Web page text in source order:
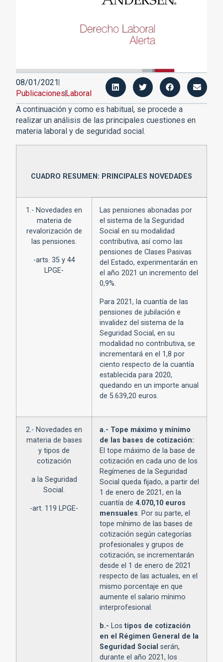
08/01/2021
PublicacionesLaboral
A continuación y como es habitual, se procede a
realizar un análisis de las principales cuestiones en
materia laboral y de seguridad social.
CUADRO RESUMEN: PRINCIPALES NOVEDADES
1.- Novedades en
materia de
revalorización de
las pensiones.
-arts. 35 y 44
LPGE-
Las pensiones abonadas por
el sistema de la Seguridad
Social en su modalidad
contributiva, así como las
pensiones de Clases Pasivas
del Estado, experimentarán en
el año 2021 un incremento del
0,9%.
Para 2021, la cuantía de las
pensiones de jubilación e
invalidez del sistema de la
Seguridad Social, en su
modalidad no contributiva, se
incrementará en el 1,8 por
ciento respecto de la cuantía
establecida para 2020,
quedando en un importe anual
de 5.639,20 euros.
2.- Novedades en
materia de bases
y tipos de
cotización
a la Seguridad
Social.
-art. 119 LPGE-
a.- Tope máximo y mínimo
de las bases de cotización:
El tope máximo de la base de
cotización en cada uno de los
Regímenes de la Seguridad
Social queda fijado, a partir del
1 de enero de 2021, en la
cuantía de 4.070,10 euros
mensuales. Por su parte, el
tope mínimo de las bases de
cotización según categorías
profesionales y grupos de
cotización, se incrementarán
desde el 1 de enero de 2021
respecto de las actuales, en el
mismo porcentaje en que
aumente el salario mínimo
interprofesional.
b.- Los tipos de cotización
en el Régimen General de la
Seguridad Social serán,
durante el año 2021, los